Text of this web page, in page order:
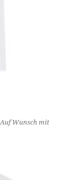
Wunsch mit